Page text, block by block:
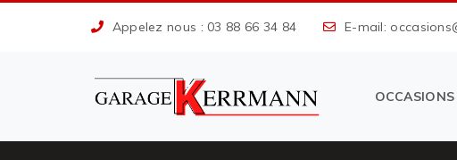
Appelez nous : 03 88 66 34 84 E-mail:
OCCASIONS